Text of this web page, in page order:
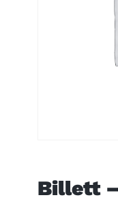
Billett